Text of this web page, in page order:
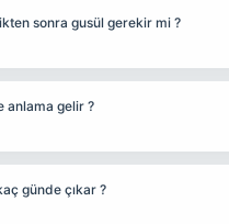
sonra gusül gerekir mi ?
anlama gelir ?
günde çıkar ?